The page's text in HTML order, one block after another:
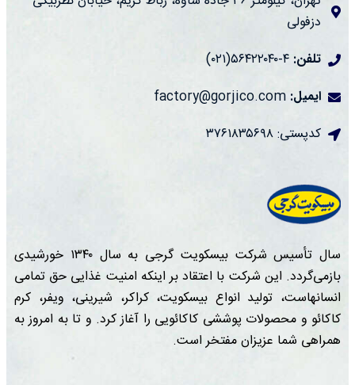
دزفولی
تلفن:
ایمیل:
کدپستی: ۳۷۶۱۸۳۵۶۹۸
سال تأسیس شرکت بیسکویت گرجی به سال ۱۳۴۰ خورشیدی
بازمی‌گردد. این شرکت با اعتقاد بر اینکه امنیت غذایی حق تمامی
انسانهاست، تولید انواع بیسکویت، کراکر، شیرینی، ویفر، کرم
کاکائو و محصولات پوششی کاکائویی را آغاز کرد. و تا به امروز به
همراهی شما عزیزان مفتخر است.